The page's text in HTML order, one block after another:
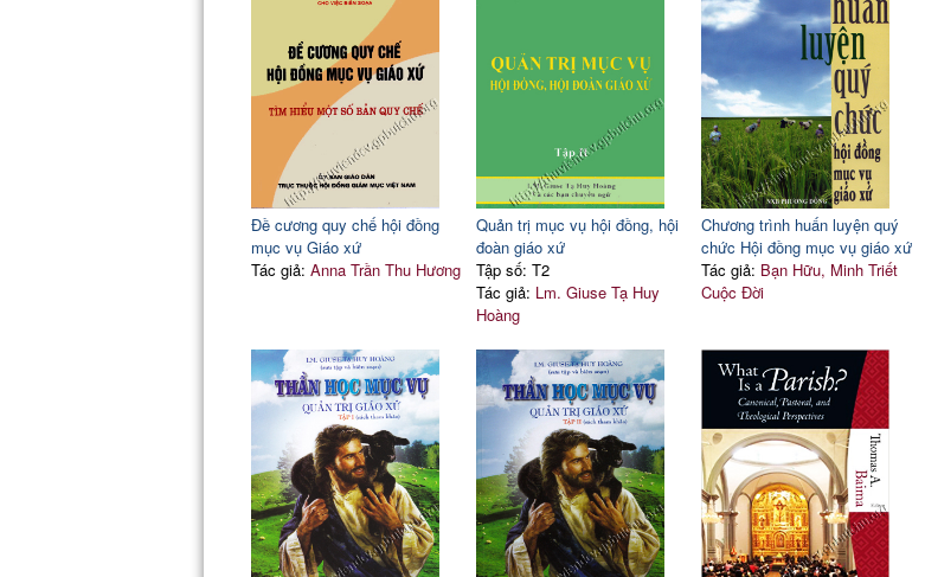
Đề cương quy chế hội đồng
mục vụ Giáo xứ
Tác giả: Anna Trần Thu Hương
Quản trị mục vụ hội đồng, hội
đoàn giáo xứ
Tập số: T2
Tác giả: Lm. Giuse Tạ Huy
Hoàng
Chương trình huấn luyện quý
chức Hội đồng mục vụ giáo xứ
Tác giả: Bạn Hữu, Minh Triết
Cuộc Đời